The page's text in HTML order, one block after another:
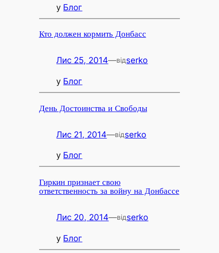
у Блог
Кто должен кормить Донбасс
Лис 25, 2014—відserko
у Блог
День Достоинства и Свободы
Лис 21, 2014—відserko
у Блог
Гиркин признает свою
ответственность за войну на Донбассе
Лис 20, 2014—відserko
у Блог